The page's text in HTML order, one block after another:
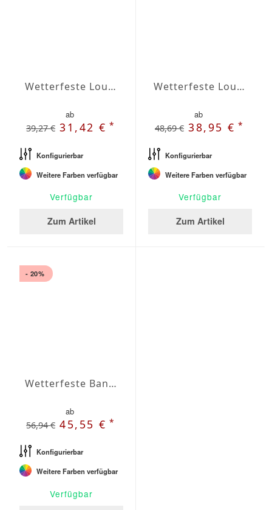
Wetterfeste Lounge-Rückenkissen nach Maß Agora
ab
39,27 € 31,42 €*
Konfigurierbar
Weitere Farben verfügbar
Verfügbar
Zum Artikel
Wetterfeste Lounge-Flopkissen nach Maß Agora
ab
48,69 € 38,95 €*
Konfigurierbar
Weitere Farben verfügbar
Verfügbar
Zum Artikel
- 20%
Wetterfeste Bankauflage Sitz Agora
ab
56,94 € 45,55 €*
Konfigurierbar
Weitere Farben verfügbar
Verfügbar